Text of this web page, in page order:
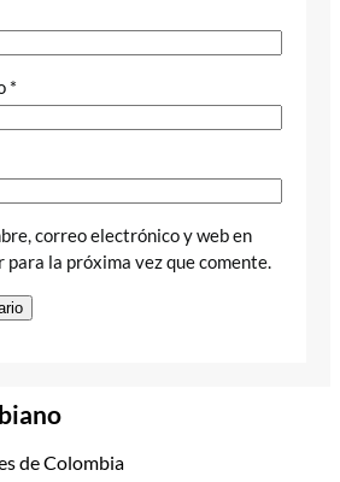
*
correo electrónico y web en
para la próxima vez que comente.
de Colombia